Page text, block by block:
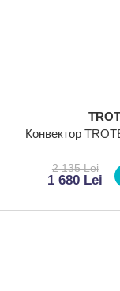
Конвектор
2 135 Lei
1 680 Lei